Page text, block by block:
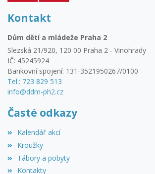
Kontakt
Dům dětí a mládeže Praha 2
Slezská 21/920, 120 00 Praha 2 - Vinohrady
IČ: 45245924
Bankovní spojení: 131-3521950267/0100
Tel.: 723 829 513
info@ddm-ph2.cz
Časté odkazy
Kalendář akcí
Kroužky
Tábory a pobyty
Kontakty